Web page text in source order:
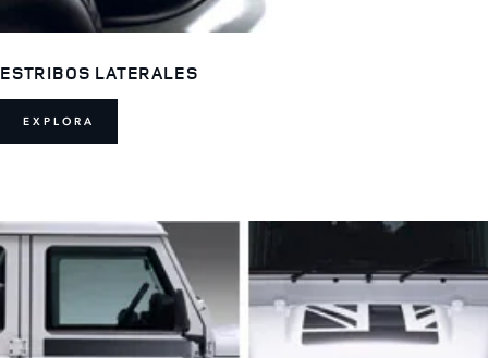
ESTRIBOS LATERALES
EXPLORA